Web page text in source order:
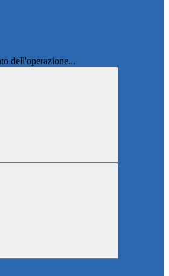
dell'operazione...